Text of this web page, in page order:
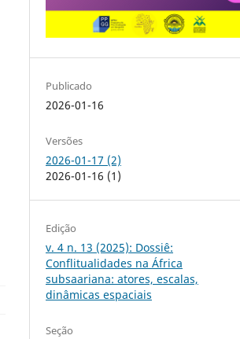
Publicado
2026-01-16
Versões
2026-01-17 (2)
2026-01-16 (1)
Edição
v. 4 n. 13 (2025): Dossiê:
Conflitualidades na África
subsaariana: atores, escalas,
dinâmicas espaciais
Seção